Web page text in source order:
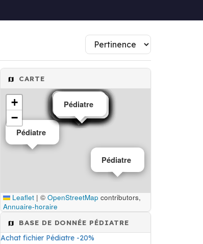
CARTE
Pédiatre
Pédiatre
Pédiatre
Pédiatre
Pédiatre
Pédiatre
Pédiatre
Pédiatre
Pédiatre
Pédiatre
Pédiatre
Pédiatre
Pédiatre
Pédiatre
Pédiatre
Pédiatre
Pédiatre
Pédiatre
Pédiatre
Pédiatre
+
−
Leaflet | © OpenStreetMap contributors,
Annuaire-horaire
BASE DE DONNÉE PÉDIATRE
Achat fichier Pédiatre -20%